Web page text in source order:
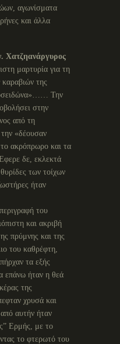
αγωνίσματα
και άλλα
Χατζηανάργυρος
μαρτυρία για τη
της
Την
στην
από τη
«δέουσαν
ακρόπρωρο και τα
δε, εκλεκτά
των τοίχων
ήταν
του
και ακριβή
πρύμνης και της
του καθρέφτη,
τα εξής
επάνω ήταν η θεά
της
χρυσά και
αυτήν ήταν
Ερμής, με το
το φτερωτό του